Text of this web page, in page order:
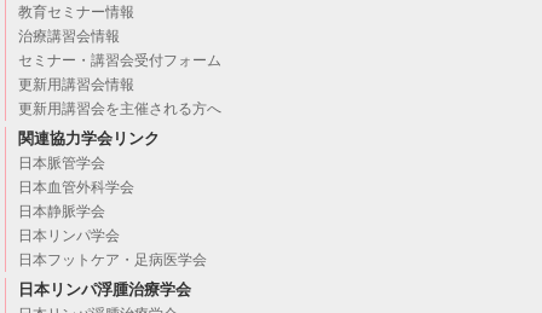
教育セミナー情報
治療講習会情報
セミナー・講習会受付フォーム
更新用講習会情報
更新用講習会を主催される方へ
関連協力学会リンク
日本脈管学会
日本血管外科学会
日本静脈学会
日本リンパ学会
日本フットケア・足病医学会
日本リンパ浮腫治療学会